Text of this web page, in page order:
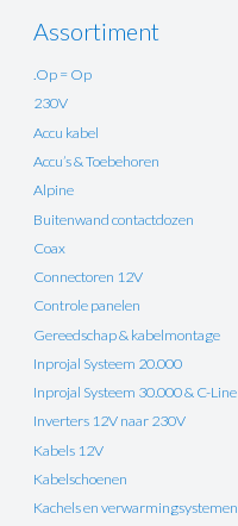
Assortiment
.Op = Op
230V
Accu kabel
Accu’s & Toebehoren
Alpine
Buitenwand contactdozen
Coax
Connectoren 12V
Controle panelen
Gereedschap & kabelmontage
Inprojal Systeem 20.000
Inprojal Systeem 30.000 & C-Line
Inverters 12V naar 230V
Kabels 12V
Kabelschoenen
Kachels en verwarmingsystemen